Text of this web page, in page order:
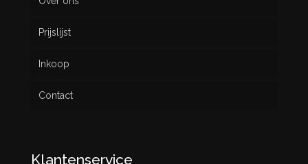
Prijslijst
Inkoop
Contact
Klantenservice